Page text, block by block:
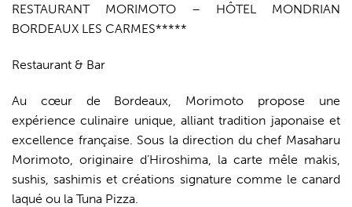
RESTAURANT MORIMOTO – HÔTEL MONDRIAN
BORDEAUX LES CARMES*****
Restaurant & Bar
Au cœur de Bordeaux, Morimoto propose une
expérience culinaire unique, alliant tradition japonaise et
excellence française. Sous la direction du chef Masaharu
Morimoto, originaire d’Hiroshima, la carte mêle makis,
sushis, sashimis et créations signature comme le canard
laqué ou la Tuna Pizza.